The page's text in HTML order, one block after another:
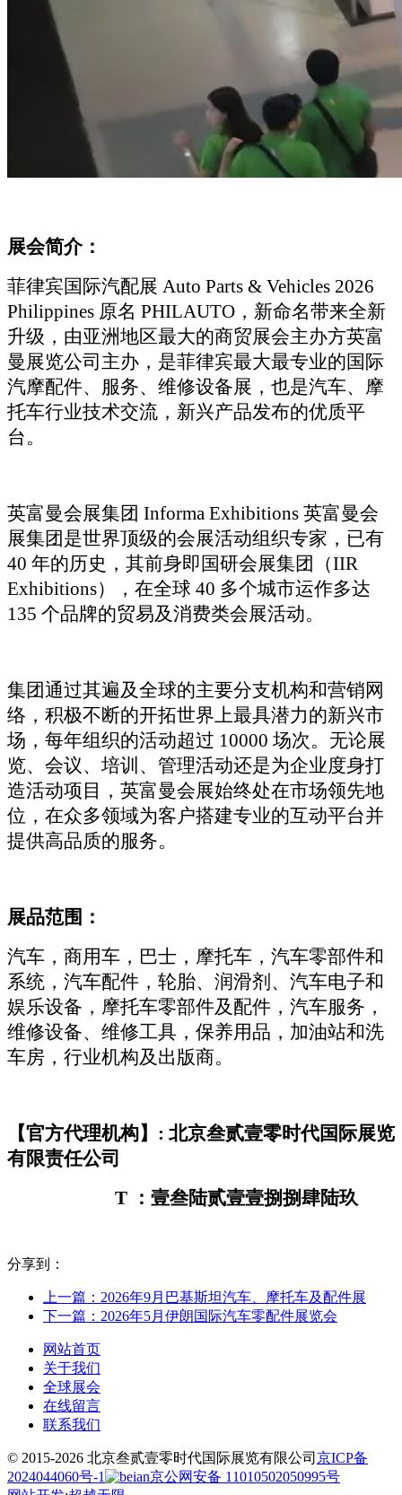
展会简介：
菲律宾国际汽配展 Auto Parts & Vehicles 2026
Philippines 原名 PHILAUTO，新命名带来全新
升级，由亚洲地区最大的商贸展会主办方英富
曼展览公司主办，是菲律宾最大最专业的国际
汽摩配件、服务、维修设备展，也是汽车、摩
托车行业技术交流，新兴产品发布的优质平
台。
英富曼会展集团 Informa Exhibitions 英富曼会
展集团是世界顶级的会展活动组织专家，已有
40 年的历史，其前身即国研会展集团（IIR
Exhibitions），在全球 40 多个城市运作多达
135 个品牌的贸易及消费类会展活动。
集团通过其遍及全球的主要分支机构和营销网
络，积极不断的开拓世界上最具潜力的新兴市
场，每年组织的活动超过 10000 场次。无论展
览、会议、培训、管理活动还是为企业度身打
造活动项目，英富曼会展始终处在市场领先地
位，在众多领域为客户搭建专业的互动平台并
提供高品质的服务。
展品范围：
汽车，商用车，巴士，摩托车，汽车零部件和
系统，汽车配件，轮胎、润滑剂、汽车电子和
娱乐设备，摩托车零部件及配件，汽车服务，
维修设备、维修工具，保养用品，加油站和洗
车房，行业机构及出版商。
【官方代理机构】 : 北京叁贰壹零时代国际展览
有限责任公司
T ：壹叁陆贰壹壹捌捌肆陆玖
分享到：
上一篇：2026年9月巴基斯坦汽车、摩托车及配件展
下一篇：2026年5月伊朗国际汽车零配件展览会
网站首页
关于我们
全球展会
在线留言
联系我们
© 2015-2026 北京叁贰壹零时代国际展览有限公司 京ICP备
2024044060号-1
京公网安备 11010502050995号